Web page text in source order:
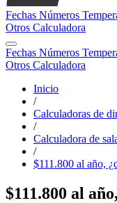
Fechas Números
Otros Calculadora
Fechas Números
Otros Calculadora
Inicio
/
Calculadoras de
/
Calculadora de
/
$111.800 al año,
$111.800 al